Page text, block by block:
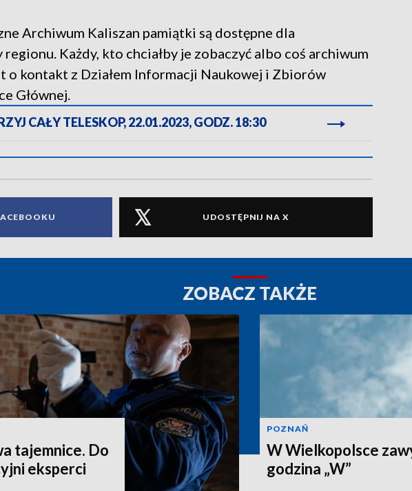
Archiwum Kaliszan pamiątki są dostępne dla
Każdy, kto chciałby je zobaczyć albo coś archiwum
o kontakt z Działem Informacji Naukowej i Zbiorów
Głównej.
CAŁY TELESKOP, 22.01.2023, GODZ. 18:30
UDOSTĘPNIJ NA X
ZOBACZ TAKŻE
tajemnice. Do
eksperci
POZNAŃ
W Wielkopolsce
godzina „W”